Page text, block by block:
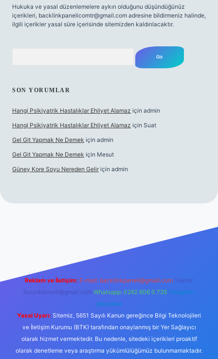
Hukuka ve yasal düzenlemelere aykırı olduğunu düşündüğünüz
içerikleri, backlinkpanelicomtr@gmail.com adresine bildirmeniz halinde,
ilgili içerikler yasal süre içerisinde sitemizden kaldırılacaktır.
SON YORUMLAR
Hangi Psikiyatrik Hastalıklar Ehliyet Alamaz için admin
Hangi Psikiyatrik Hastalıklar Ehliyet Alamaz için Suat
Gel Git Yapmak Ne Demek için admin
Gel Git Yapmak Ne Demek için Mesut
Güney Kore Soyu Nereden Gelir için admin
Reklam ve İletişim: E-mail: backlinkpaneli@gmail.com Teams:
forumhizmeti@gmail.com Whatsapp: 0262 606 0 726 Telegram:
@karabul
Yasal Uyarı: Sitemiz, 5651 Sayılı Kanun gereğince Bilgi Teknolojileri
ve İletişim Kurumu (BTK) tarafından onaylanmış bir Yer Sağlayıcı
olarak hizmet vermektedir. Bu nedenle, sitedeki içerikleri proaktif
olarak denetleme veya araştırma yükümlülüğümüz bulunmamaktadır.